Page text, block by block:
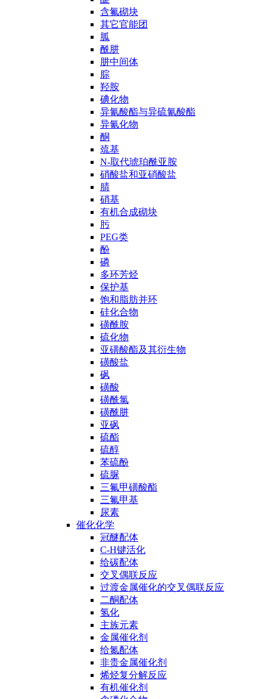
含氟砌块
其它官能团
胍
酰肼
肼中间体
腙
羟胺
碘化物
异氰酸酯与异硫氰酸酯
异氰化物
酮
巯基
N-取代琥珀酰亚胺
硝酸盐和亚硝酸盐
腈
硝基
有机合成砌块
肟
PEG类
酚
磷
多环芳烃
保护基
饱和脂肪并环
硅化合物
磺酰胺
硫化物
亚磺酸酯及其衍生物
磺酸盐
砜
磺酸
磺酰氯
磺酰肼
亚砜
硫酯
硫醇
苯硫酚
硫脲
三氟甲磺酸酯
三氟甲基
尿素
催化化学
冠醚配体
C-H键活化
给碳配体
交叉偶联反应
过渡金属催化的交叉偶联反应
二酮配体
氢化
主族元素
金属催化剂
给氮配体
非贵金属催化剂
烯烃复分解反应
有机催化剂